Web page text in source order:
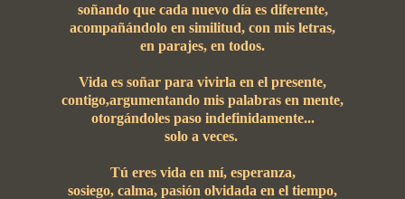
soñando que cada nuevo día es diferente,
acompañándolo en similitud, con mis letras,
en parajes, en todos.
Vida es soñar para vivirla en el presente,
contigo,argumentando mis palabras en mente,
otorgándoles paso indefinidamente...
solo a veces.
Tú eres vida en mí, esperanza,
sosiego, calma, pasión olvidada en el tiempo,